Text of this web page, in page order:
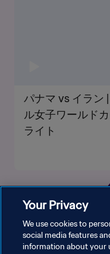
パナマ vs イラン
ル女子ワールド
ライト
Your Privacy
We use cookies to
social media features
information about your